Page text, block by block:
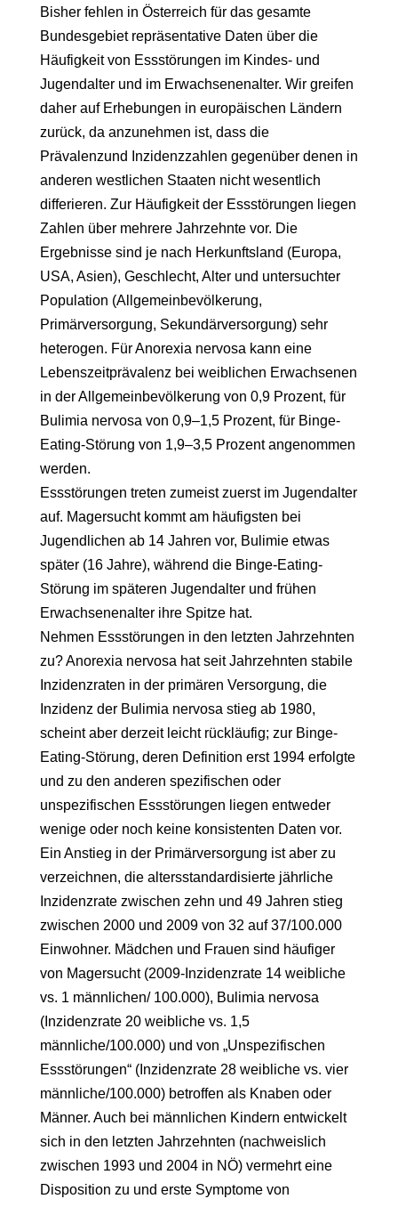
Bisher fehlen in Österreich für das gesamte
Bundesgebiet repräsentative Daten über die
Häufigkeit von Essstörungen im Kindes- und
Jugendalter und im Erwachsenenalter. Wir greifen
daher auf Erhebungen in europäischen Ländern
zurück, da anzunehmen ist, dass die
Prävalenzund Inzidenzzahlen gegenüber denen in
anderen westlichen Staaten nicht wesentlich
differieren. Zur Häufigkeit der Essstörungen liegen
Zahlen über mehrere Jahrzehnte vor. Die
Ergebnisse sind je nach Herkunftsland (Europa,
USA, Asien), Geschlecht, Alter und untersuchter
Population (Allgemeinbevölkerung,
Primärversorgung, Sekundärversorgung) sehr
heterogen. Für Anorexia nervosa kann eine
Lebenszeitprävalenz bei weiblichen Erwachsenen
in der Allgemeinbevölkerung von 0,9 Prozent, für
Bulimia nervosa von 0,9–1,5 Prozent, für Binge-
Eating-Störung von 1,9–3,5 Prozent angenommen
werden.
Essstörungen treten zumeist zuerst im Jugendalter
auf. Magersucht kommt am häufigsten bei
Jugendlichen ab 14 Jahren vor, Bulimie etwas
später (16 Jahre), während die Binge-Eating-
Störung im späteren Jugendalter und frühen
Erwachsenenalter ihre Spitze hat.
Nehmen Essstörungen in den letzten Jahrzehnten
zu? Anorexia nervosa hat seit Jahrzehnten stabile
Inzidenzraten in der primären Versorgung, die
Inzidenz der Bulimia nervosa stieg ab 1980,
scheint aber derzeit leicht rückläufig; zur Binge-
Eating-Störung, deren Definition erst 1994 erfolgte
und zu den anderen spezifischen oder
unspezifischen Essstörungen liegen entweder
wenige oder noch keine konsistenten Daten vor.
Ein Anstieg in der Primärversorgung ist aber zu
verzeichnen, die altersstandardisierte jährliche
Inzidenzrate zwischen zehn und 49 Jahren stieg
zwischen 2000 und 2009 von 32 auf 37/100.000
Einwohner. Mädchen und Frauen sind häufiger
von Magersucht (2009-Inzidenzrate 14 weibliche
vs. 1 männlichen/ 100.000), Bulimia nervosa
(Inzidenzrate 20 weibliche vs. 1,5
männliche/100.000) und von „Unspezifischen
Essstörungen“ (Inzidenzrate 28 weibliche vs. vier
männliche/100.000) betroffen als Knaben oder
Männer. Auch bei männlichen Kindern entwickelt
sich in den letzten Jahrzehnten (nachweislich
zwischen 1993 und 2004 in NÖ) vermehrt eine
Disposition zu und erste Symptome von